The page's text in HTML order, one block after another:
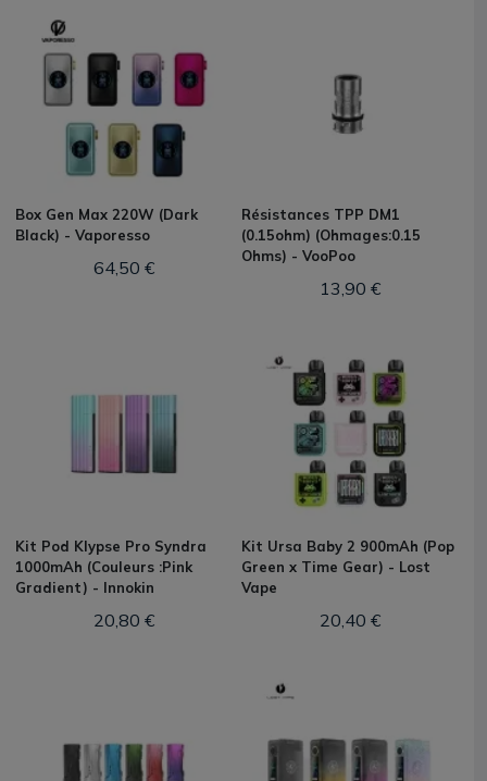
Box Gen Max 220W (Dark
Black) - Vaporesso
64,50 €
Résistances TPP DM1
(0.15ohm) (Ohmages:0.15
Ohms) - VooPoo
13,90 €
Kit Pod Klypse Pro Syndra
1000mAh (Couleurs :Pink
Gradient) - Innokin
20,80 €
Kit Ursa Baby 2 900mAh (Pop
Green x Time Gear) - Lost
Vape
20,40 €